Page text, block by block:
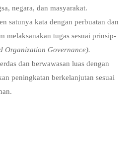
negara, dan masyarakat.
satunya kata dengan perbuatan dan
melaksanakan tugas sesuai prinsip-
Organization Governance).
dan berwawasan luas dengan
peningkatan berkelanjutan sesuai